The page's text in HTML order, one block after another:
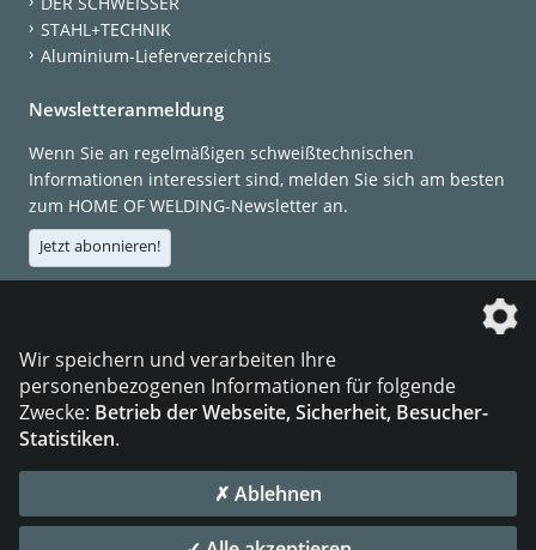
STAHL+TECHNIK
Aluminium-Lieferverzeichnis
Newsletteranmeldung
Wenn Sie an regelmäßigen schweißtechnischen
Informationen interessiert sind, melden Sie sich am besten
zum HOME OF WELDING-Newsletter an.
Jetzt abonnieren!
Die DVS Media GmbH ist ein Unternehmen der
© 2026 DVS Media GmbH
Wir speichern und verarbeiten Ihre
personenbezogenen Informationen für folgende
Zwecke: Betrieb der Webseite, Sicherheit, Besucher-
Statistiken.
✗ Ablehnen